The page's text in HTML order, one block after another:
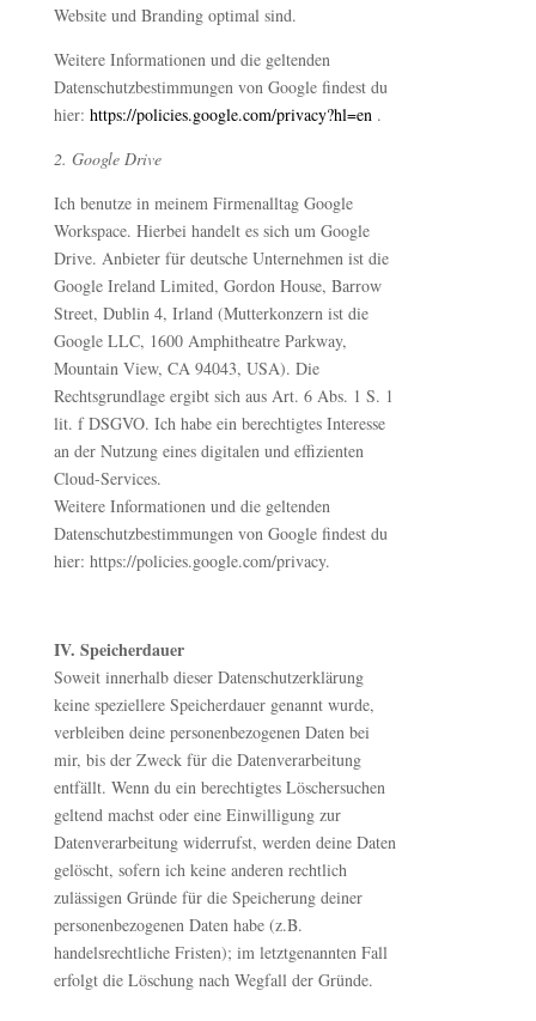
Website und Branding optimal sind.
Weitere Informationen und die geltenden
Datenschutzbestimmungen von Google findest du
hier: https://policies.google.com/privacy?hl=en.
2. Google Drive
Ich benutze in meinem Firmenalltag Google
Workspace. Hierbei handelt es sich um Google
Drive. Anbieter für deutsche Unternehmen ist die
Google Ireland Limited, Gordon House, Barrow
Street, Dublin 4, Irland (Mutterkonzern ist die
Google LLC, 1600 Amphitheatre Parkway,
Mountain View, CA 94043, USA). Die
Rechtsgrundlage ergibt sich aus Art. 6 Abs. 1 S. 1
lit. f DSGVO. Ich habe ein berechtigtes Interesse
an der Nutzung eines digitalen und effizienten
Cloud-Services.
Weitere Informationen und die geltenden
Datenschutzbestimmungen von Google findest du
hier: https://policies.google.com/privacy.
IV. Speicherdauer
Soweit innerhalb dieser Datenschutzerklärung
keine speziellere Speicherdauer genannt wurde,
verbleiben deine personenbezogenen Daten bei
mir, bis der Zweck für die Datenverarbeitung
entfällt. Wenn du ein berechtigtes Löschersuchen
geltend machst oder eine Einwilligung zur
Datenverarbeitung widerrufst, werden deine Daten
gelöscht, sofern ich keine anderen rechtlich
zulässigen Gründe für die Speicherung deiner
personenbezogenen Daten habe (z.B.
handelsrechtliche Fristen); im letztgenannten Fall
erfolgt die Löschung nach Wegfall der Gründe.